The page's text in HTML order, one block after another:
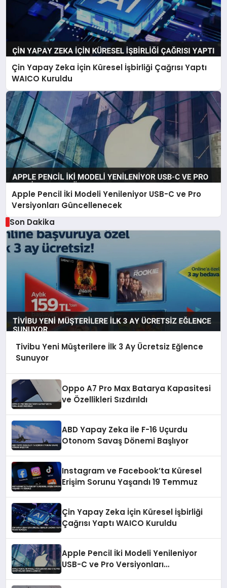
Çin Yapay Zeka İçin Küresel İşbirliği Çağrısı Yaptı
WAICO Kuruldu
Apple Pencil İki Modeli Yenileniyor USB-C ve Pro
Versiyonları Güncellenecek
Son Dakika
Tivibu Yeni Müşterilere İlk 3 Ay Ücretsiz Eğlence
Sunuyor
Oppo A7 Pro Max Batarya Kapasitesi
ve Özellikleri Sızdırıldı
ABD Yapay Zeka ile F-16 Uçurdu
Otonom Savaş Dönemi Başlıyor
Instagram ve Facebook’ta Küresel
Erişim Sorunu Yaşandı 19 Temmuz
Çin Yapay Zeka İçin Küresel İşbirliği
Çağrısı Yaptı WAICO Kuruldu
Apple Pencil İki Modeli Yenileniyor
USB-C ve Pro Versiyonları